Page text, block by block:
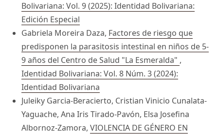
Bolivariana: Vol. 9 (2025): Identidad Bolivariana:
Edición Especial
Gabriela Moreira Daza, Factores de riesgo que
predisponen la parasitosis intestinal en niños de 5-
9 años del Centro de Salud "La Esmeralda" ,
Identidad Bolivariana: Vol. 8 Núm. 3 (2024):
Identidad Bolivariana
Juleiky Garcia-Beracierto, Cristian Vinicio Cunalata-
Yaguache, Ana Iris Tirado-Pavón, Elsa Josefina
Albornoz-Zamora, VIOLENCIA DE GÉNERO EN